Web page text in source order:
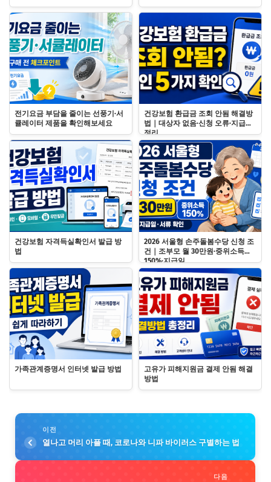
전기요금 부담을 줄이는 선풍기·서
큘레이터 제품을 확인해보세요
건강보험 환급금 조회 안됨 해결방
법｜대상자 없음·신청 오류·지급일
정리
건강보험 자격득실확인서 발급 방
법
2026 서울형 손주돌봄수당 신청 조
건｜조부모 월 30만원·중위소득
150%·지급일
가족관계증명서 인터넷 발급 방법
고유가 피해지원금 결제 안됨 해결
방법
이전
열나고 머리 아플 때, 코로나와 니파 바이러스 구별하는 법
다음